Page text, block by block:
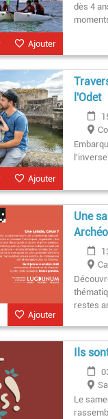
Ajouter
dès 4
Ajouter
l'Odet
l'inverse.
Ajouter
Une
restes
Ils
Le